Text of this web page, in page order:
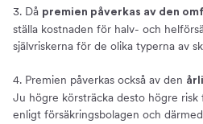
3. Då premien påverkas av den
ställa kostnaden för halv- och
självriskerna för de olika typerna av
4. Premien påverkas också av den
Ju högre körsträcka desto högre
enligt försäkringsbolagen och